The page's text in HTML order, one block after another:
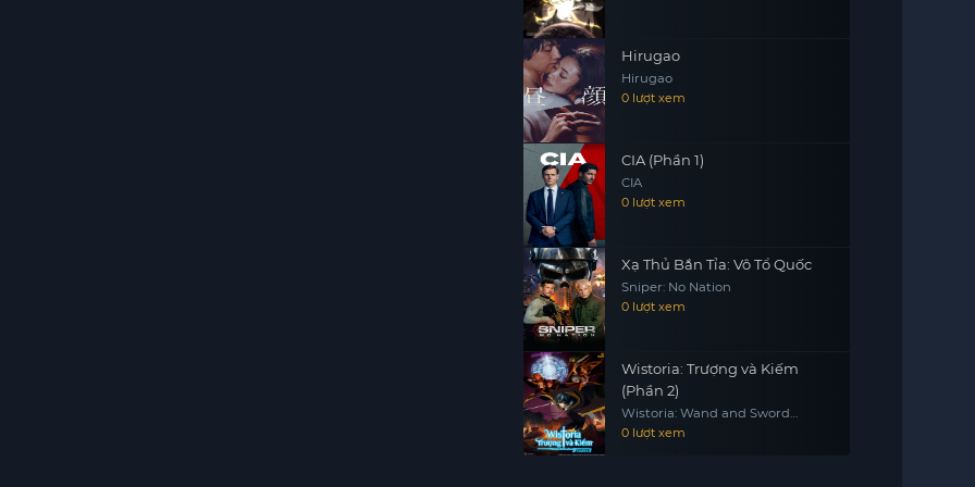
Hirugao
Hirugao
0 lượt xem
CIA (Phần 1)
CIA
0 lượt xem
Xạ Thủ Bắn Tỉa: Vô Tổ Quốc
Sniper: No Nation
0 lượt xem
Wistoria: Trượng và Kiếm
(Phần 2)
Wistoria: Wand and Sword
(Season 2)
0 lượt xem